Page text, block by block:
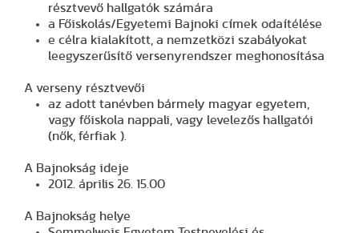
résztvevő hallgatók számára
a Főiskolás/Egyetemi Bajnoki címek odaítélése
e célra kialakított, a nemzetközi szabályokat
leegyszerűsítő versenyrendszer meghonosítása
A verseny résztvevői
az adott tanévben bármely magyar egyetem,
vagy főiskola nappali, vagy levelezős hallgatói
(nők, férfiak ).
A Bajnokság ideje
2012. április 26. 15.00
A Bajnokság helye